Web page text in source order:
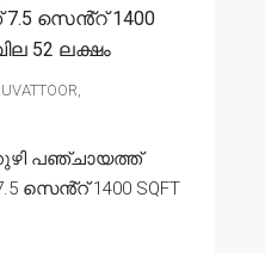
സെൻ്റ് 1400
52 ലക്ഷം
പഞ്ചായത്ത്
സെൻ്റ് 1400 SQFT